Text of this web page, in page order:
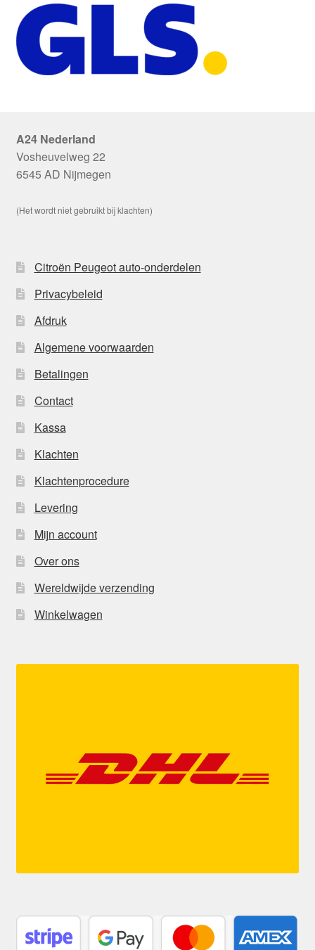
A24 Nederland
Vosheuvelweg 22
6545 AD Nijmegen
(Het wordt niet gebruikt bij klachten)
Citroën Peugeot auto-onderdelen
Privacybeleid
Afdruk
Algemene voorwaarden
Betalingen
Contact
Kassa
Klachten
Klachtenprocedure
Levering
Mijn account
Over ons
Wereldwijde verzending
Winkelwagen